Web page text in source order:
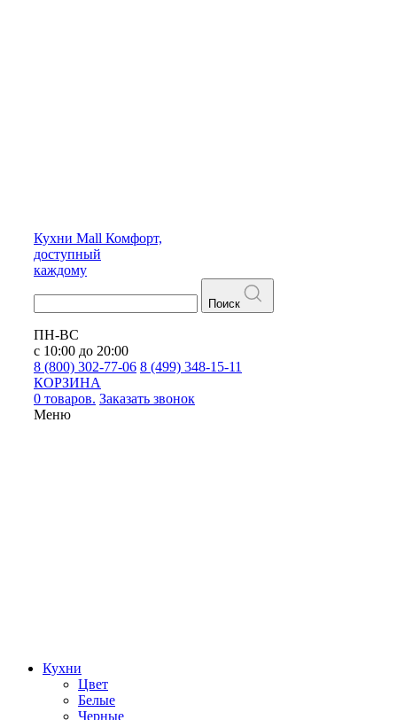
Кухни Mall Комфорт,
доступный
каждому
Поиск
ПН-ВС
с 10:00 до 20:00
8 (800) 302-77-06 8 (499) 348-15-11
КОРЗИНА
0 товаров. Заказать звонок
Меню
Кухни
Цвет
Белые
Черные